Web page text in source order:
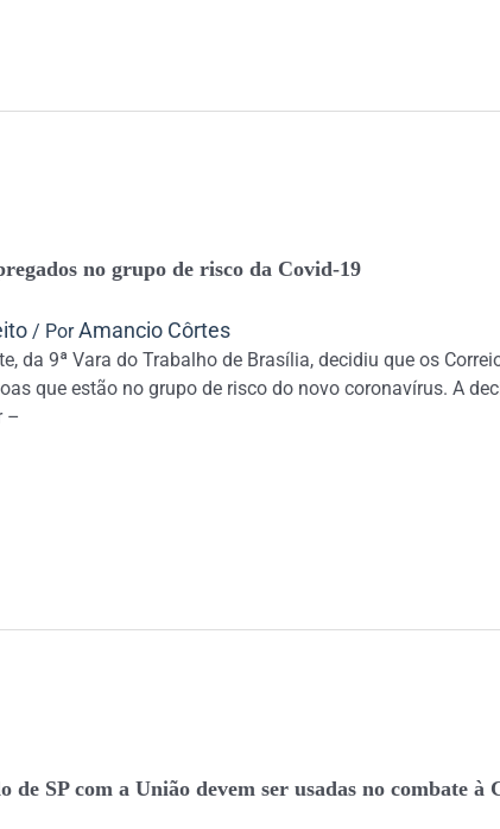
no grupo de risco da Covid-19
/ PorAmancio Côrtes
da 9ª Vara do Trabalho de Brasília, decidiu que os
que estão no grupo de risco do novo coronavírus. A
–
de SP com a União devem ser usadas no combate à